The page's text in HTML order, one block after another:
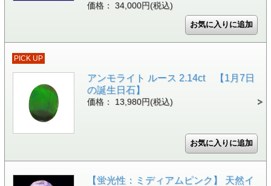
価格： 34,000円(税込)
PICK UP
アンモライト ルース 2.14ct 【1月7日
の誕生日石】
価格： 13,980円(税込)
【蛍光性：ミディアムピンク】 天然イ